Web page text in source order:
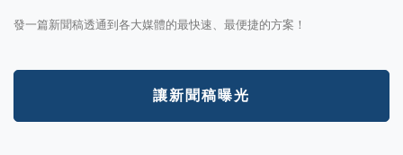
發一篇新聞稿透通到各大媒體的最快速、最便捷的方案！
讓新聞稿曝光